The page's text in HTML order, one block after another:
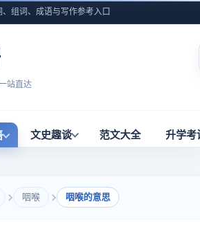
组词、成语与写作参考入口
站直达
文史趣谈 范文大全 升学考
咽喉 咽喉的意思